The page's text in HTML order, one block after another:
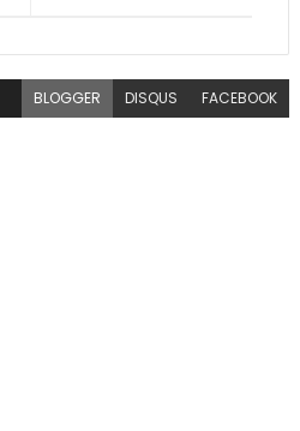
BLOGGER DISQUS FACEBOOK